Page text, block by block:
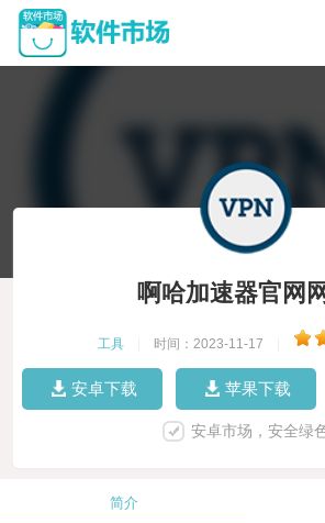
啊哈加速器官网
工具 时间：2023-11-17
安卓下载 苹果下载
安卓市场，安全绿
简介